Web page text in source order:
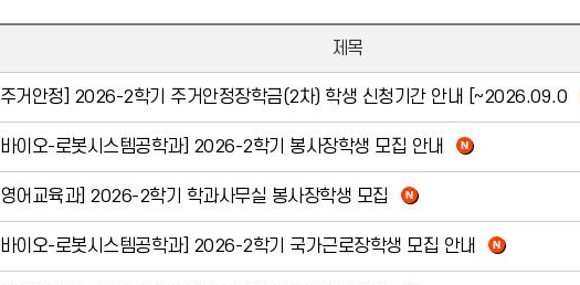
제목
[주거안정] 2026-2학기 주거안정장학금(2차) 학생 신청기간 안내 [~2026.09.0
[바이오-로봇시스템공학과] 2026-2학기 봉사장학생 모집 안내
[영어교육과] 2026-2학기 학과사무실 봉사장학생 모집
[바이오-로봇시스템공학과] 2026-2학기 국가근로장학생 모집 안내